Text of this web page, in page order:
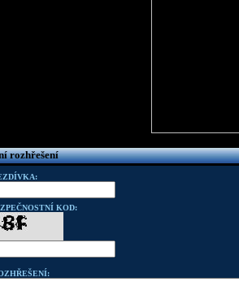
rozhřešení
KOD: